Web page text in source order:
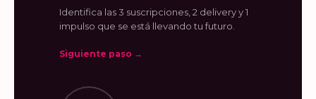
Identifica las 3 suscripciones, 2 delivery y 1
impulso que se está llevando tu futuro.
Siguiente paso →